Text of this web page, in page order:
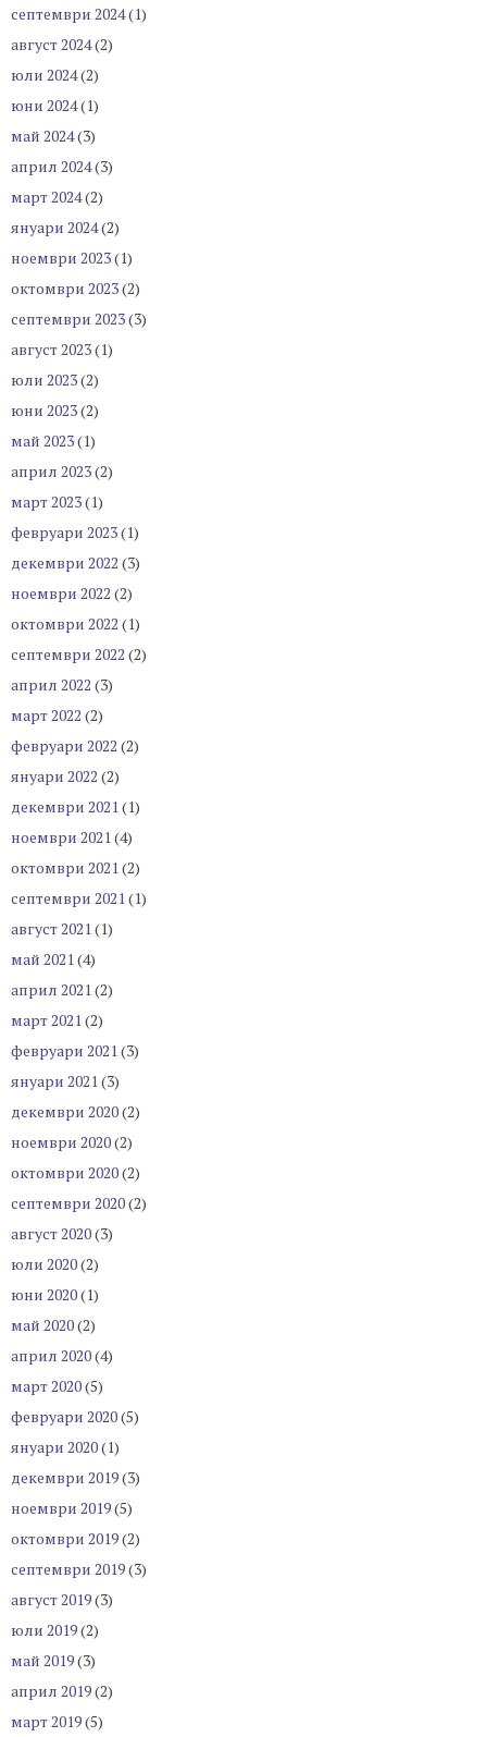
септември 2024(1)
август 2024(2)
юли 2024(2)
юни 2024(1)
май 2024(3)
април 2024(3)
март 2024(2)
януари 2024(2)
ноември 2023(1)
октомври 2023(2)
септември 2023(3)
август 2023(1)
юли 2023(2)
юни 2023(2)
май 2023(1)
април 2023(2)
март 2023(1)
февруари 2023(1)
декември 2022 (3)
ноември 2022 (2)
октомври 2022 (1)
септември 2022 (2)
април 2022 (3)
март 2022 (2)
февруари 2022 (2)
януари 2022 (2)
декември 2021(1)
ноември 2021(4)
октомври 2021(2)
септември 2021(1)
август 2021(1)
май 2021(4)
април 2021(2)
март 2021(2)
февруари 2021(3)
януари 2021(3)
декември 2020(2)
ноември 2020(2)
октомври 2020(2)
септември 2020(2)
август 2020(3)
юли 2020(2)
юни 2020(1)
май 2020(2)
април 2020(4)
март 2020(5)
февруари 2020(5)
януари 2020(1)
декември 2019(3)
ноември 2019(5)
октомври 2019(2)
септември 2019(3)
август 2019(3)
юли 2019(2)
май 2019(3)
април 2019(2)
март 2019(5)